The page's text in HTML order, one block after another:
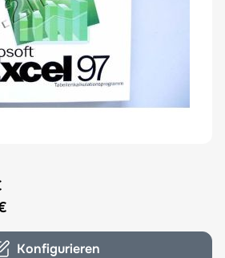
the options chosen on the product
Konfigurieren